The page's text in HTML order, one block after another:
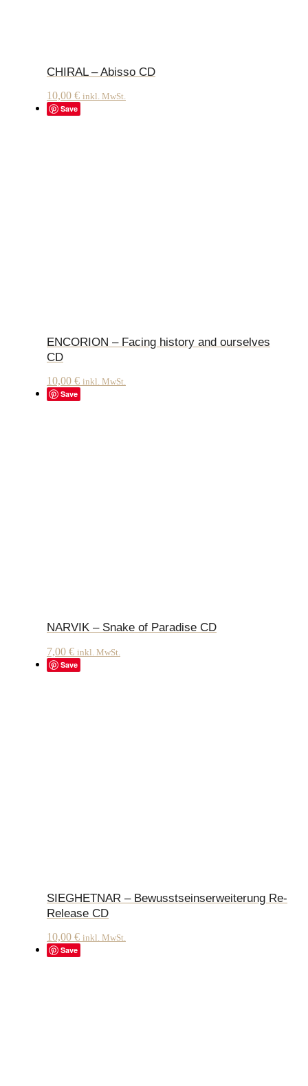
CHIRAL – Abisso CD
10,00 € inkl. MwSt.
Save
ENCORION – Facing history and ourselves
CD
10,00 € inkl. MwSt.
Save
NARVIK – Snake of Paradise CD
7,00 € inkl. MwSt.
Save
SIEGHETNAR – Bewusstseinserweiterung Re-
Release CD
10,00 € inkl. MwSt.
Save